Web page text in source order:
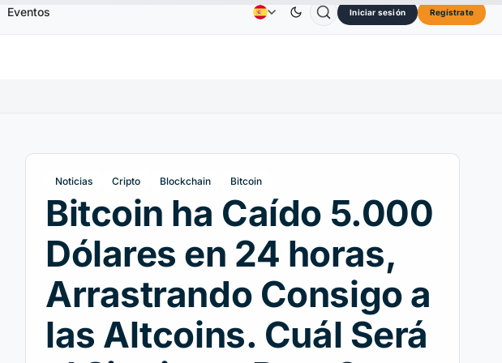
↑0.00% XRP 73,45 US$↑2.10% TRONTRX 0,3264 US$↓0.30% Dogecoin DOGE
ContactosQuiénes Somos
Eventos Iniciar sesión Regístrate
Noticias Cripto Blockchain Bitcoin
Bitcoin ha Caído 5.000
Dólares en 24 horas,
Arrastrando Consigo a
las Altcoins. Cuál Será